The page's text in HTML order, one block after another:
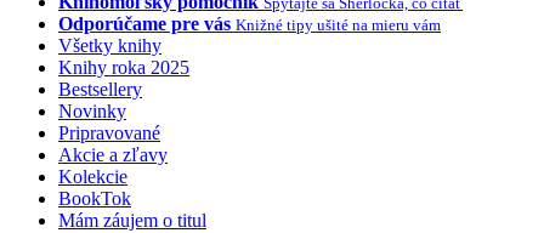
Odporúčame pre vás Knižné tipy ušité na mieru vám
Všetky knihy
Knihy roka 2025
Bestsellery
Novinky
Pripravované
Akcie a zľavy
Kolekcie
BookTok
Mám záujem o titul